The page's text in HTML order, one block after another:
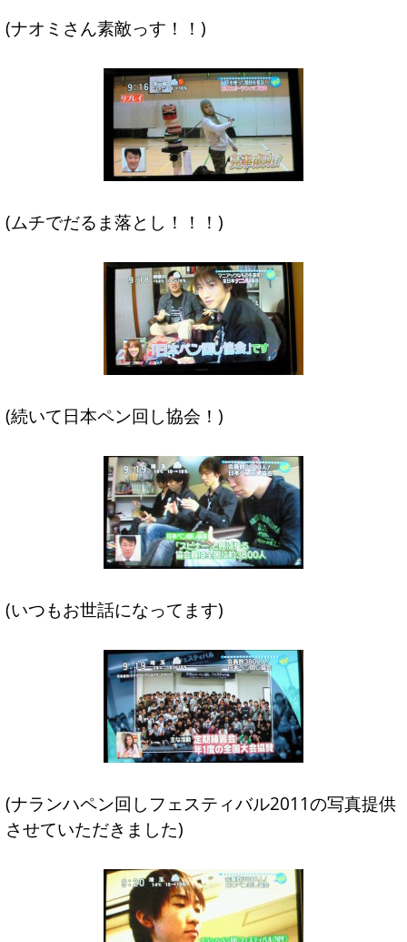
(ナオミさん素敵っす！！)
(ムチでだるま落とし！！！)
(続いて日本ペン回し協会！)
(いつもお世話になってます)
(ナランハペン回しフェスティバル2011の写真提供
させていただきました)